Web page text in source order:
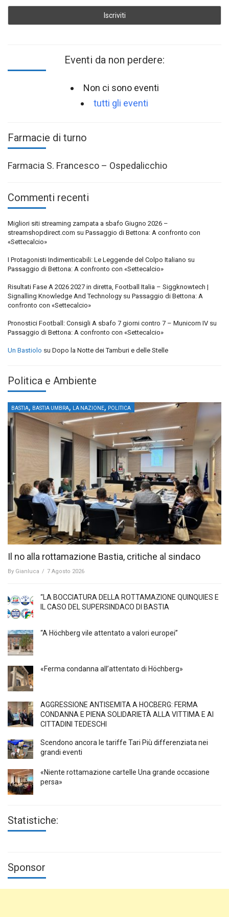
Eventi da non perdere:
Non ci sono eventi
tutti gli eventi
Farmacie di turno
Farmacia S. Francesco – Ospedalicchio
Commenti recenti
Migliori siti streaming zampata a sbafo Giugno 2026 –
streamshopdirect.com su Passaggio di Bettona: A confronto con
«Settecalcio»
I Protagonisti Indimenticabili: Le Leggende del Colpo Italiano su
Passaggio di Bettona: A confronto con «Settecalcio»
Risultati Fase A 2026 2027 in diretta, Football Italia – Siggknowtech |
Signalling Knowledge And Technology su Passaggio di Bettona: A
confronto con «Settecalcio»
Pronostici Football: Consigli A sbafo 7 giorni contro 7 – Municorn IV su
Passaggio di Bettona: A confronto con «Settecalcio»
Un Bastiolo su Dopo la Notte dei Tamburi e delle Stelle
Politica e Ambiente
BASTIA, BASTIA UMBRA, LA NAZIONE, POLITICA
Il no alla rottamazione Bastia, critiche al sindaco
By Gianluca / 7 Agosto 2026
“LA BOCCIATURA DELLA ROTTAMAZIONE QUINQUIES E
IL CASO DEL SUPERSINDACO DI BASTIA
“A Höchberg vile attentato a valori europei”
«Ferma condanna all’attentato di Höchberg»
AGGRESSIONE ANTISEMITA A HÖCBERG: FERMA
CONDANNA E PIENA SOLIDARIETÀ ALLA VITTIMA E AI
CITTADINI TEDESCHI
Scendono ancora le tariffe Tari Più differenziata nei
grandi eventi
«Niente rottamazione cartelle Una grande occasione
persa»
Statistiche:
Sponsor